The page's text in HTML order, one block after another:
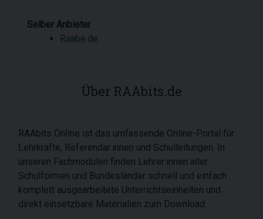
Selber Anbieter
Raabe.de
Über RAAbits.de
RAAbits Online ist das umfassende Online-Portal für
Lehrkräfte, Referendar:innen und Schulleitungen. In
unseren Fachmodulen finden Lehrer:innen aller
Schulformen und Bundesländer schnell und einfach
komplett ausgearbeitete Unterrichtseinheiten und
direkt einsetzbare Materialien zum Download.